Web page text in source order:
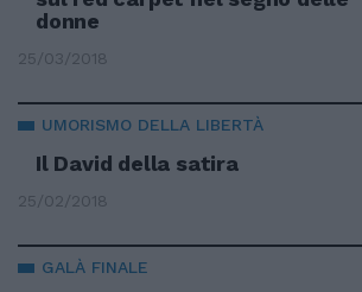
donne
25/03/2018
UMORISMO DELLA LIBERTÀ
Il David della satira
25/02/2018
GALÀ FINALE